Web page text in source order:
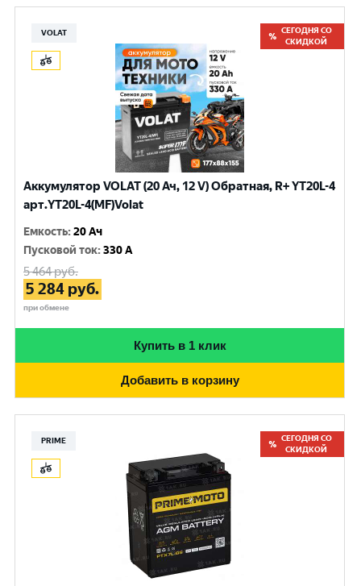
VOLAT
СЕГОДНЯ СО
СКИДКОЙ
Аккумулятор VOLAT (20 Ач, 12 V) Обратная, R+ YT20L-4
арт.YT20L-4(MF)Volat
Емкость:20 Ач
Пусковой ток:330 A
5 464руб.
5 284 руб.
при обмене
Купить в 1 клик
Добавить в корзину
PRIME
СЕГОДНЯ СО
СКИДКОЙ